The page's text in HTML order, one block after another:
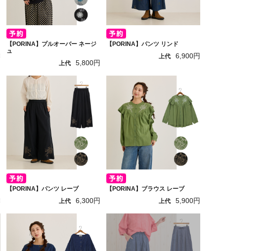
【PORINA】プルオーバー ネージ
ュ
上代
5,800円
【PORINA】パンツ リンド
上代
6,900円
【PORINA】パンツ レーブ
上代
6,300円
【PORINA】ブラウス レーブ
上代
5,900円